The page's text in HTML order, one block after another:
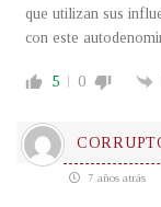
que utilizan sus
con este
5 0
7 años atrás